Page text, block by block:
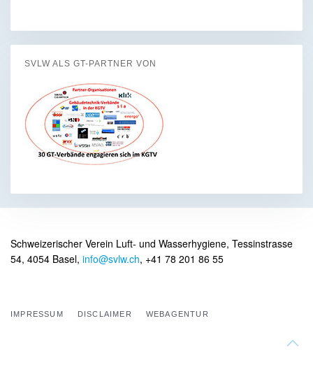
SVLW ALS GT-PARTNER VON
Schweizerischer Verein Luft- und Wasserhygiene, Tessinstrasse
54, 4054 Basel, info@svlw.ch, +41 78 201 86 55
IMPRESSUM DISCLAIMER WEBAGENTUR